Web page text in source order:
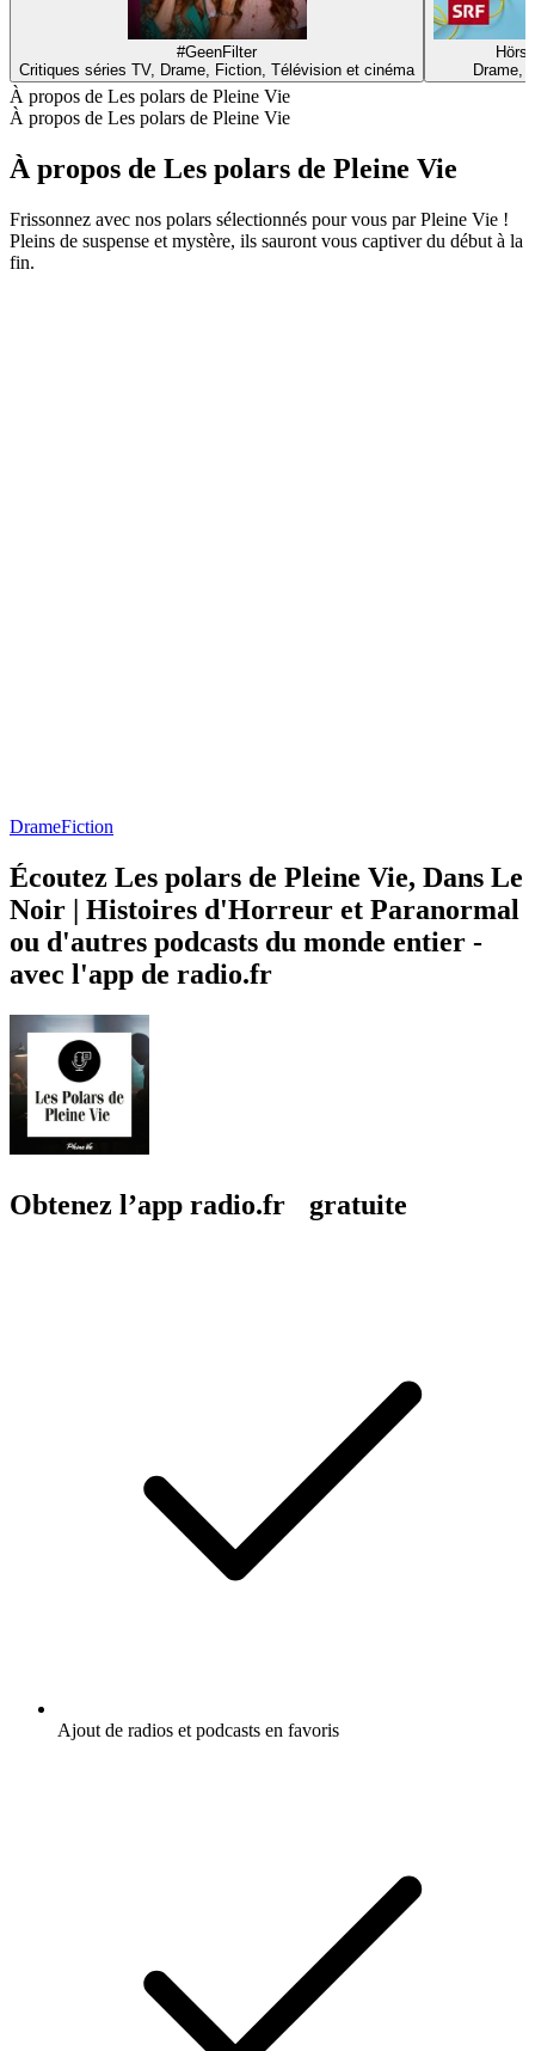
#GeenFilter
Critiques séries TV, Drame, Fiction, Télévision et cinéma
Drame,
À propos de Les polars de Pleine Vie
À propos de Les polars de Pleine Vie
À propos de Les polars de Pleine Vie
Frissonnez avec nos polars sélectionnés pour vous par Pleine Vie !
Pleins de suspense et mystère, ils sauront vous captiver du début à la
fin.
DrameFiction
Écoutez Les polars de Pleine Vie, Dans Le
Noir | Histoires d'Horreur et Paranormal
ou d'autres podcasts du monde entier -
avec l'app de radio.fr
Obtenez l’app radio.fr gratuite
Ajout de radios et podcasts en favoris